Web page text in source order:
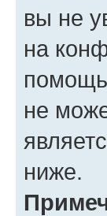
вы не
на
не
ниже.